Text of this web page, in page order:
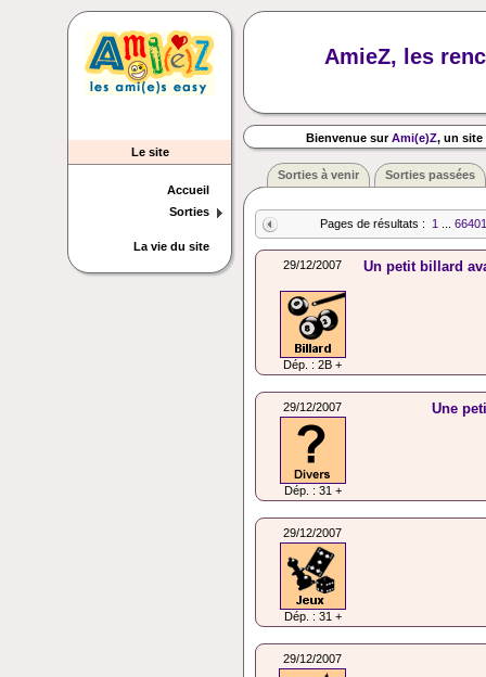
Le site
Accueil
Sorties
La vie du site
AmieZ, les
Bienvenue surAmi(e)Z, un site
Sorties à venir Sorties passées
Pages de résultats : 1 66401
29/12/2007 Un petit billard
Dép. : 2B +
29/12/2007 Une
Dép. : 31 +
29/12/2007
Dép. : 31 +
29/12/2007